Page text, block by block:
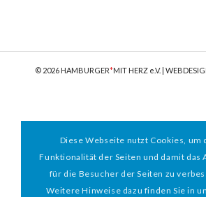
© 2026 HAMBURGER*MIT HERZ e.V. |
Diese Webseite nutzt Cookies, um
Funktionalität der Seiten und damit das
für die Besucher der Seiten zu
Weitere Hinweise dazu finden Sie in